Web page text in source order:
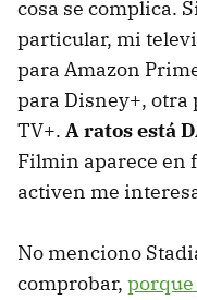
cosa se complica.
particular, mi
para Amazon
para Disney+, otra
TV+. A ratos está
Filmin aparece en
activen me
No menciono
comprobar, porque